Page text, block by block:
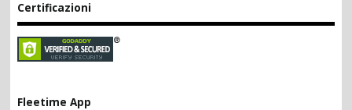
Certificazioni
Fleetime App